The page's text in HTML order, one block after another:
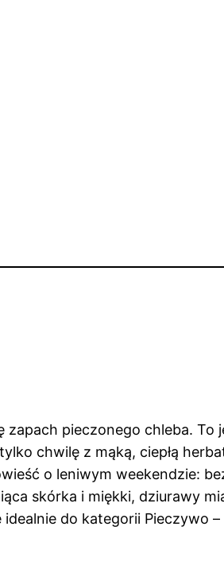
pieczonego chleba. To
chwilę z mąką, ciepłą
o leniwym weekendzie:
skórka i miękki, dziurawy
do kategorii Pieczywo